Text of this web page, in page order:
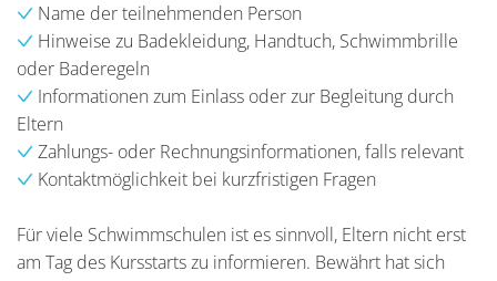
Name der teilnehmenden Person
Hinweise zu Badekleidung, Handtuch, Schwimmbrille
oder Baderegeln
Informationen zum Einlass oder zur Begleitung durch
Eltern
Zahlungs- oder Rechnungsinformationen, falls relevant
Kontaktmöglichkeit bei kurzfristigen Fragen
Für viele Schwimmschulen ist es sinnvoll, Eltern nicht erst
am Tag des Kursstarts zu informieren. Bewährt hat sich